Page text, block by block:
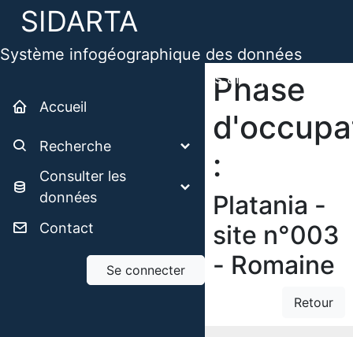
SIDARTA
Système infogéographique des données
archéologiques des territoires antiques
Accueil
Recherche
Consulter les
données
Contact
Se connecter
Phase
:
Platania -
site n°003
- Romaine
Retour